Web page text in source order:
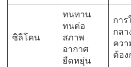
ซิลิโคน
ทนทาน
ทนต่อ
สภาพ
อากาศ
ยืดหยุ่น
การ
กลา
ควา
ต้อง